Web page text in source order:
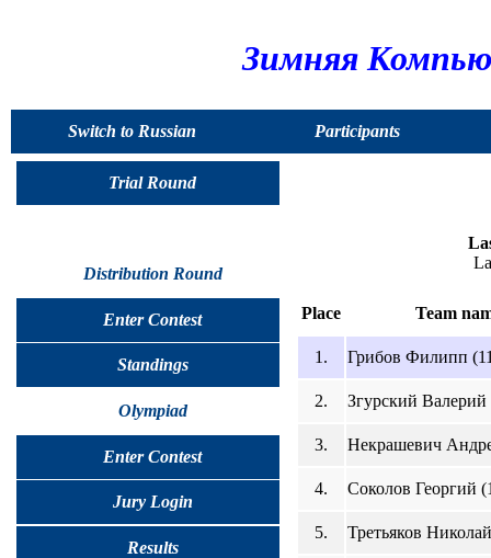
Зимняя
Switch to Russian Participants
Trial Round
Distribution Round
Enter Contest
Standings
Olympiad
Enter Contest
Jury Login
Results
Place Team
1. Грибов Филипп
2. Згурский Валерий
3. Некрашевич
4. Соколов Георгий
5. Третьяков